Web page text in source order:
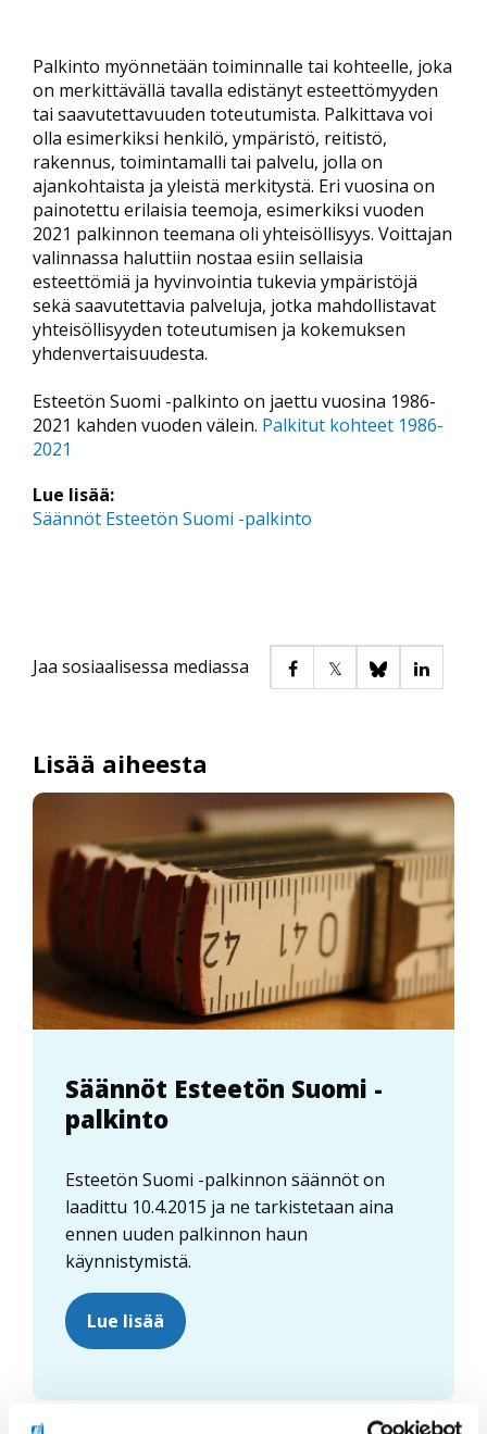
Palkinto myönnetään toiminnalle tai kohteelle, joka
on merkittävällä tavalla edistänyt esteettömyyden
tai saavutettavuuden toteutumista. Palkittava voi
olla esimerkiksi henkilö, ympäristö, reitistö,
rakennus, toimintamalli tai palvelu, jolla on
ajankohtaista ja yleistä merkitystä. Eri vuosina on
painotettu erilaisia teemoja, esimerkiksi vuoden
2021 palkinnon teemana oli yhteisöllisyys. Voittajan
valinnassa haluttiin nostaa esiin sellaisia
esteettömiä ja hyvinvointia tukevia ympäristöjä
sekä saavutettavia palveluja, jotka mahdollistavat
yhteisöllisyyden toteutumisen ja kokemuksen
yhdenvertaisuudesta.
Esteetön Suomi -palkinto on jaettu vuosina 1986-
2021 kahden vuoden välein. Palkitut kohteet 1986-
2021
Lue lisää:
Säännöt Esteetön Suomi -palkinto
Jaa sosiaalisessa mediassa
Lisää aiheesta
Säännöt Esteetön Suomi -
palkinto
Esteetön Suomi -palkinnon säännöt on
laadittu 10.4.2015 ja ne tarkistetaan aina
ennen uuden palkinnon haun
käynnistymistä.
Lue lisää